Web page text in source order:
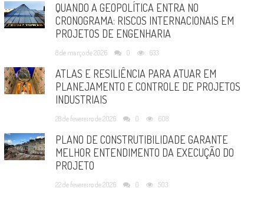
QUANDO A GEOPOLÍTICA ENTRA NO
CRONOGRAMA: RISCOS INTERNACIONAIS EM
PROJETOS DE ENGENHARIA
8 de março de 2026 0 633
ATLAS E RESILIÊNCIA PARA ATUAR EM
PLANEJAMENTO E CONTROLE DE PROJETOS
INDUSTRIAIS
28 de fevereiro de 2026 0 608
PLANO DE CONSTRUTIBILIDADE GARANTE
MELHOR ENTENDIMENTO DA EXECUÇÃO DO
PROJETO
22 de fevereiro de 2026 0 503